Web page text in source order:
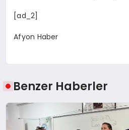
[ad_2]
Afyon Haber
Benzer Haberler